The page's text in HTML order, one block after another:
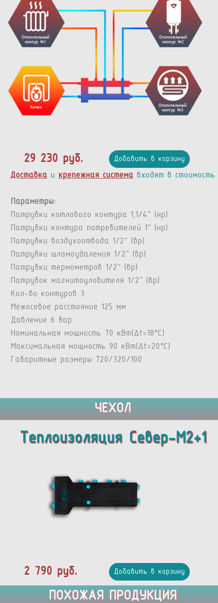
29 230 руб. Добавить в корзину
Доставка и крепежная система входят в стоимость
Параметры:
Патрубки котлового контура 1,1/4” (нр)
Патрубки контура потребителей 1” (нр)
Патрубки воздухоотвода 1/2” (вр)
Патрубки шламоудаления 1/2” (вр)
Патрубки термометров 1/2” (вр)
Патрубок магнитоуловителя 1/2" (вр)
Кол-во контуров 3
Межосевое расстояние 125 мм
Давление 6 бар
Номинальная мощность 70 кВт(Δt=18°C)
Максимальная мощность 90 кВт(Δt=20°C)
Габаритные размеры 720/320/100
ЧЕХОЛ
Теплоизоляция Север-M2+1
2 790 руб. Добавить в корзину
ПОХОЖАЯ ПРОДУКЦИЯ